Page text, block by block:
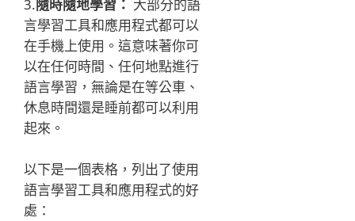
3.隨時隨地學習： 大部分的語
言學習工具和應用程式都可以
在手機上使用。這意味著你可
以在任何時間、任何地點進行
語言學習，無論是在等公車、
休息時間還是睡前都可以利用
起來。
以下是一個表格，列出了使用
語言學習工具和應用程式的好
處：